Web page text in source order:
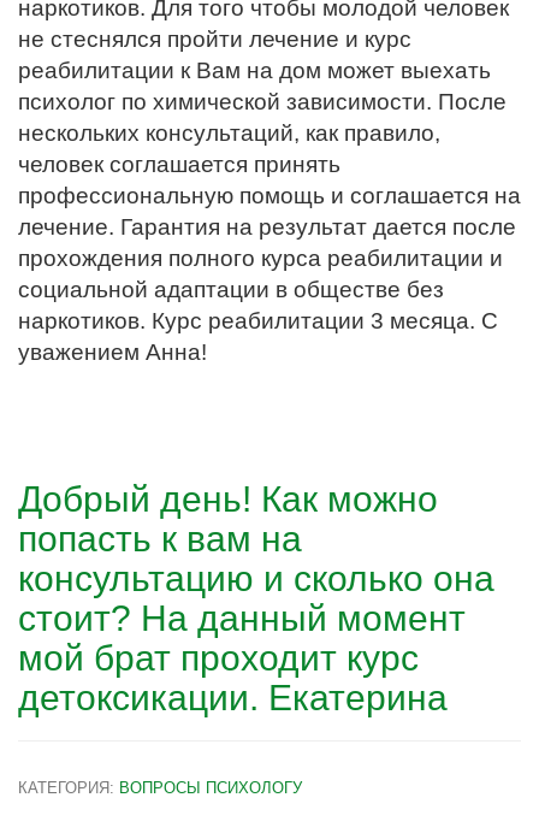
наркотиков. Для того чтобы молодой человек
не стеснялся пройти лечение и курс
реабилитации к Вам на дом может выехать
психолог по химической зависимости. После
нескольких консультаций, как правило,
человек соглашается принять
профессиональную помощь и соглашается на
лечение. Гарантия на результат дается после
прохождения полного курса реабилитации и
социальной адаптации в обществе без
наркотиков. Курс реабилитации 3 месяца. С
уважением Анна!
Добрый день! Как можно
попасть к вам на
консультацию и сколько она
стоит? На данный момент
мой брат проходит курс
детоксикации. Екатерина
КАТЕГОРИЯ: ВОПРОСЫ ПСИХОЛОГУ